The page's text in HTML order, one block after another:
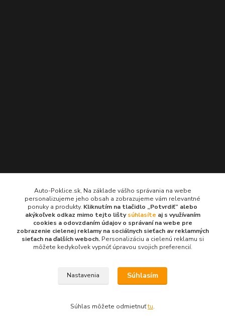
Kontakty
Auto-Poklice.sk
(Po-Pia, 8-16 hod.)
info@auto-poklice.sk
© 2024 všetky práva vyhradené
Auto-Poklice.sk, Na základe vášho správania na webe
personalizujeme jeho obsah a zobrazujeme vám relevantné
ponuky a produkty. Kliknutím na tlačidlo „Potvrdiť“ alebo
akýkoľvek odkaz mimo tejto lištysúhlasíte aj s využívaním
cookies a odovzdaním údajov o správaní na webe pre
zobrazenie cielenej reklamy na sociálnych sieťach av reklamných
sieťach na ďalších weboch.Personalizáciu a cielenú reklamu si
môžete kedykoľvek vypnúť úpravou svojich preferencií.
Nastavenia Súhlasím
Súhlas môžete odmietnuťtu.